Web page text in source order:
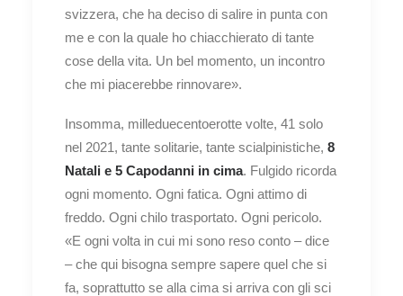
svizzera, che ha deciso di salire in punta con
me e con la quale ho chiacchierato di tante
cose della vita. Un bel momento, un incontro
che mi piacerebbe rinnovare».
Insomma, milleduecentoerotte volte, 41 solo
nel 2021, tante solitarie, tante scialpinistiche, 8
Natali e 5 Capodanni in cima. Fulgido ricorda
ogni momento. Ogni fatica. Ogni attimo di
freddo. Ogni chilo trasportato. Ogni pericolo.
«E ogni volta in cui mi sono reso conto – dice
– che qui bisogna sempre sapere quel che si
fa, soprattutto se alla cima si arriva con gli sci